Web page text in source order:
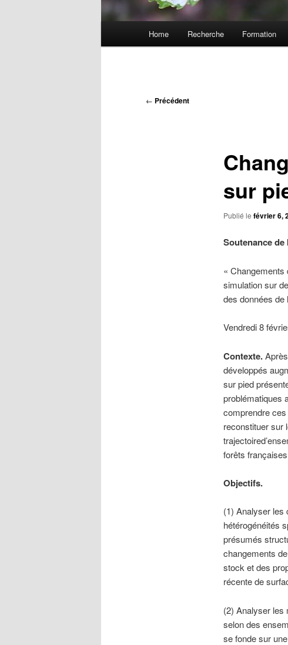
Aller
Home Recherche Formation
Navigation
← Précédent
sur
Publié le février 6,
Soutenance de
«
simulation sur
des données de
Vendredi 8
Contexte.Après
développés
sur pied
problématiques
comprendre
reconstituer sur
forêts
Objectifs.
(1) Analyser les
hétérogénéités
présumés
changements
stock et des
récente de
(2) Analyser les
selon des
se fonde sur